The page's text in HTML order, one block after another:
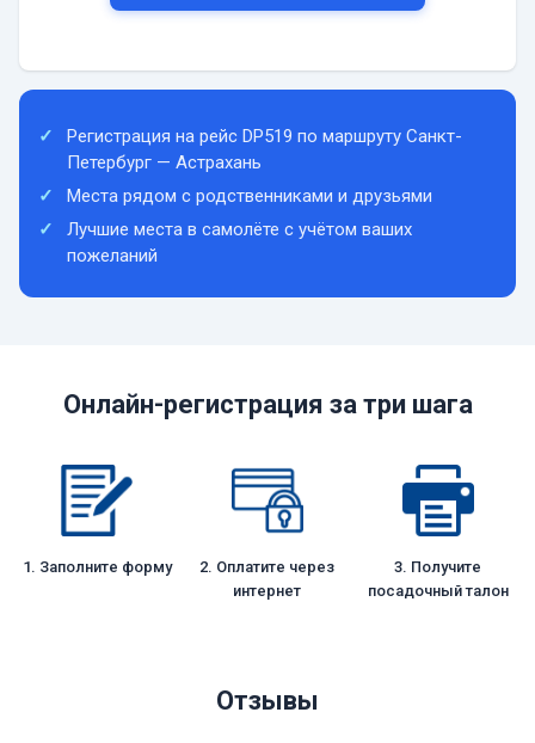
Регистрация на рейс DP519 по маршруту Санкт-
Петербург — Астрахань
Места рядом с родственниками и друзьями
Лучшие места в самолёте с учётом ваших
пожеланий
Онлайн-регистрация за три шага
1. Заполните форму
2. Оплатите через
интернет
3. Получите
посадочный талон
Отзывы